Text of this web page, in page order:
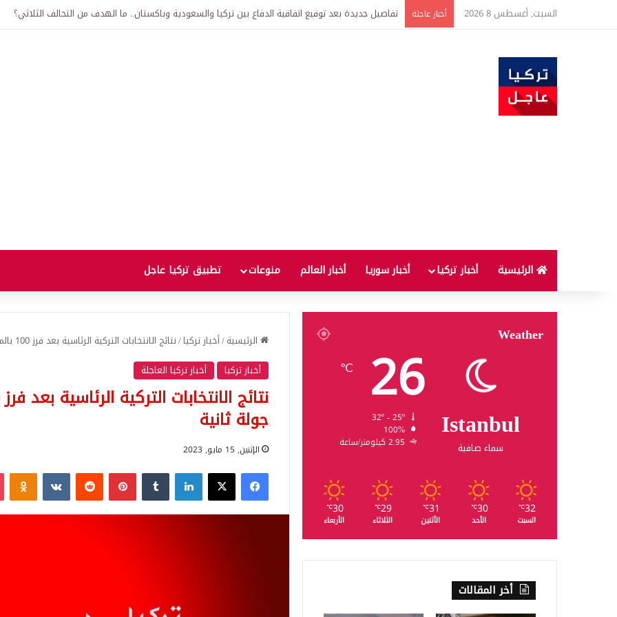
السبت, أغسطس 8 2026 أخبار عاجلة خبير اقتصادي يتوقع وصول غرام الذهب إلى 12 ألف ليرة.. متى يحدث ذلك؟
الرئيسية أخبار تركيا أخبار سوريا أخبار العالم منوعات تطبيق تركيا عاجل
الرئيسية/أخبار تركيا/نتائج الانتخابات التركية الرئاسية بعد فرز 100 بالمئة من الأصوات وإعلان جولة ثانية
أخبار تركيا
أخبار تركيا العاجلة
جولة ثانية
الإثنين, 15 مايو, 2023
فيسبوك‫X لينكدإن بينتيريست
Weather
Istanbul
سماء صافية
26
℃
100%
2.95 كيلومتر/ساعة
32
℃
السبت
30
℃
الأحد
31
℃
الأثنين
29
℃
الثلاثاء
30
℃
الأربعاء
أخر المقالات